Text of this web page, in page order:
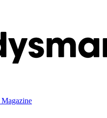
Magazine